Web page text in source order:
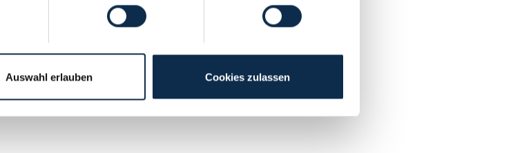
Auswahl erlauben Cookies zulassen